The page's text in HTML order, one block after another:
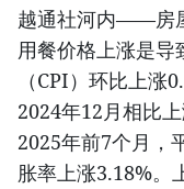
越通社河内——房
用餐价格上涨是导
（CPI）环比上涨
2024年12月相比
2025年前7个月，
胀率上涨3.18%。